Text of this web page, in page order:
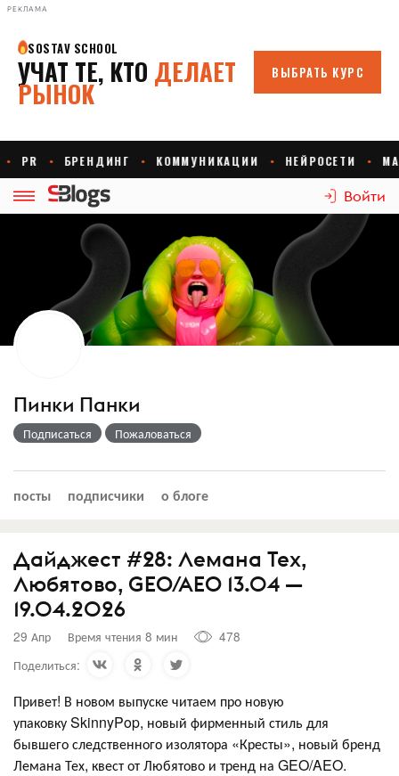
РЕКЛАМА
Войти
Пинки Панки
Подписаться Пожаловаться
посты подписчики о блоге
Дайджест #28: Лемана Тех,
Любятово, GEO/AEO 13.04 —
19.04.2026
29 Апр Время чтения 8 мин
478
Поделиться:
Привет! В новом выпуске читаем про новую
упаковку SkinnyPop, новый фирменный стиль для
бывшего следственного изолятора «Кресты», новый бренд
Лемана Тех, квест от Любятово и тренд на GEO/AEO.